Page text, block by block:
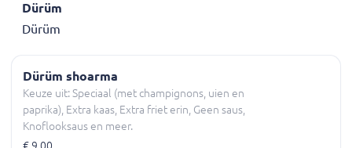
Dürüm
Dürüm
Dürüm shoarma
Keuze uit: Speciaal (met champignons, uien en
paprika), Extra kaas, Extra friet erin, Geen saus,
Knoflooksaus en meer.